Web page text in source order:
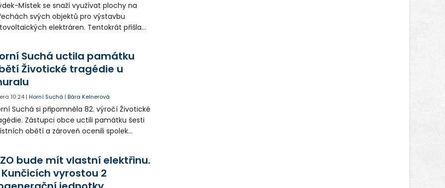
Místek se snaží využívat plochy na
svých objektů pro výstavbu
elektráren. Tentokrát přišla
Suchá uctila památku
Životické tragédie u
10:24 |Horní Suchá |Bára Kelnerová
Suchá si připomněla 82. výročí Životické
Zástupci obce uctili památku šesti
obětí a zároveň ocenili spolek
bude mít vlastní elektřinu.
Kunčicích vyrostou 2